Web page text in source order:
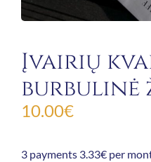
Įvairių
burbulinė
10.00€
3 payments 3.33€ per